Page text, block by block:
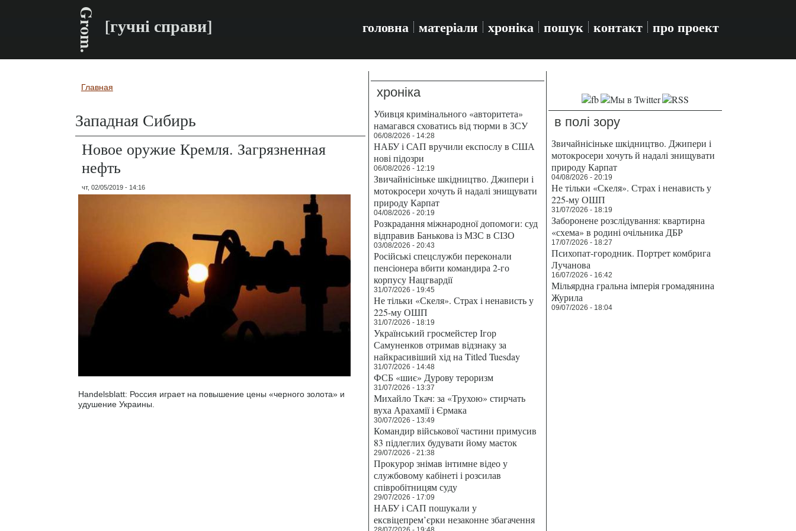
Grom. [гучні справи] головна матеріали хроніка пошук контакт про проект
Вы здесь
Главная
Западная Сибирь
Новое оружие Кремля. Загрязненная
нефть
чт, 02/05/2019 - 14:16
Handelsblatt: Россия играет на повышение цены «черного золота» и
удушение Украины.
хроніка
Убивця кримінального «авторитета»
намагався сховатись від тюрми в ЗСУ
06/08/2026 - 14:28
НАБУ і САП вручили експослу в США
нові підозри
06/08/2026 - 12:19
Звичайнісіньке шкідництво. Джипери і
мотокросери хочуть й надалі знищувати
природу Карпат
04/08/2026 - 20:19
Розкрадання міжнародної допомоги: суд
відправив Банькова із МЗС в СІЗО
03/08/2026 - 20:43
Російські спецслужби переконали
пенсіонера вбити командира 2-го
корпусу Нацгвардії
31/07/2026 - 19:45
Не тільки «Скеля». Страх і ненависть у
225-му ОШП
31/07/2026 - 18:19
Український гросмейстер Ігор
Самуненков отримав відзнаку за
найкрасивіший хід на Titled Tuesday
31/07/2026 - 14:48
ФСБ «шиє» Дурову тероризм
31/07/2026 - 13:37
Михайло Ткач: за «Трухою» стирчать
вуха Арахамії і Єрмака
30/07/2026 - 13:49
Командир військової частини примусив
83 підлеглих будувати йому маєток
29/07/2026 - 21:38
Прокурор знімав інтимне відео у
службовому кабінеті і розсилав
співробітницям суду
29/07/2026 - 17:09
НАБУ і САП пошукали у
ексвіцепрем’єрки незаконне збагачення
в полі зору
Звичайнісіньке шкідництво. Джипери і
мотокросери хочуть й надалі знищувати
природу Карпат
04/08/2026 - 20:19
Не тільки «Скеля». Страх і ненависть у
225-му ОШП
31/07/2026 - 18:19
Заборонене розслідування: квартирна
«схема» в родині очільника ДБР
17/07/2026 - 18:27
Психопат-городник. Портрет комбрига
Лучанова
16/07/2026 - 16:42
Мільярдна гральна імперія громадянина
Журила
09/07/2026 - 18:04